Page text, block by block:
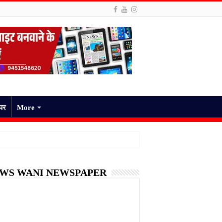
More
WANI NEWSPAPER